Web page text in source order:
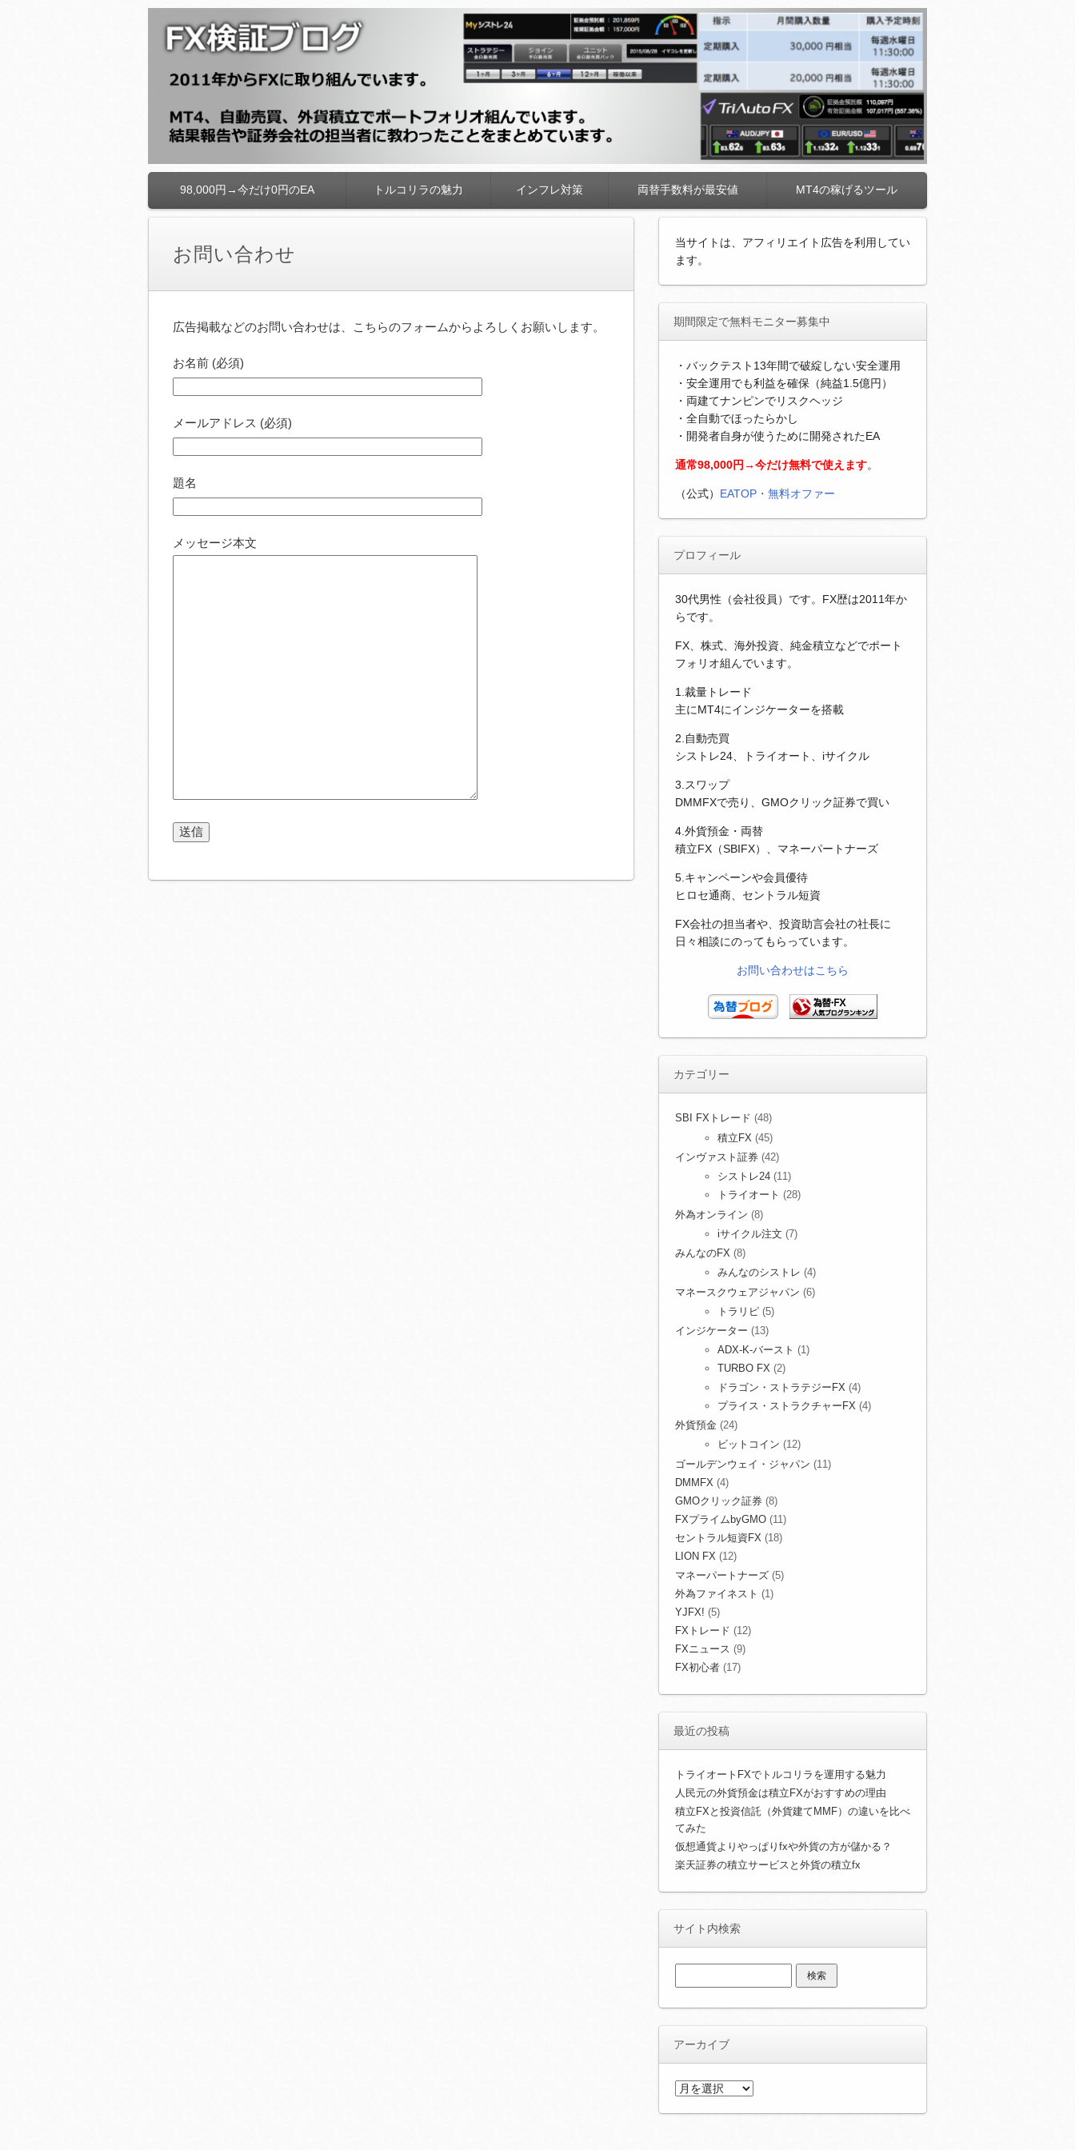
FX検証ブログ
ン
ツ
へ
98,000円→今だけ0円のEA トルコリラの魅力 インフレ対策 両替手数料が最安値 MT4の稼げるツール
お問い合わせ
広告掲載などのお問い合わせは、こちらのフォームからよろしくお願いします。
お名前 (必須)
メールアドレス (必須)
題名
メッセージ本文
当サイトは、アフィリエイト広告を利用してい
ます。
期間限定で無料モニター募集中
・バックテスト13年間で破綻しない安全運用
・安全運用でも利益を確保（純益1.5億円）
・両建てナンピンでリスクヘッジ
・全自動でほったらかし
・開発者自身が使うために開発されたEA
通常98,000円→今だけ無料で使えます。
（公式） EATOP・無料オファー
プロフィール
30代男性（会社役員）です。FX歴は2011年か
らです。
FX、株式、海外投資、純金積立などでポート
フォリオ組んでいます。
1.裁量トレード
主にMT4にインジケーターを搭載
2.自動売買
シストレ24、トライオート、iサイクル
3.スワップ
DMMFXで売り、GMOクリック証券で買い
4.外貨預金・両替
積立FX（SBIFX）、マネーパートナーズ
5.キャンペーンや会員優待
ヒロセ通商、セントラル短資
FX会社の担当者や、投資助言会社の社長に
日々相談にのってもらっています。
お問い合わせはこちら
カテゴリー
SBI FXトレード (48)
積立FX (45)
インヴァスト証券 (42)
シストレ24 (11)
トライオート (28)
外為オンライン (8)
iサイクル注文 (7)
みんなのFX (8)
みんなのシストレ (4)
マネースクウェアジャパン (6)
トラリピ (5)
インジケーター (13)
ADX-K-バースト (1)
TURBO FX (2)
ドラゴン・ストラテジーFX (4)
プライス・ストラクチャーFX (4)
外貨預金 (24)
ビットコイン (12)
ゴールデンウェイ・ジャパン (11)
DMMFX (4)
GMOクリック証券 (8)
FXプライムbyGMO (11)
セントラル短資FX (18)
LION FX (12)
マネーパートナーズ (5)
外為ファイネスト (1)
YJFX! (5)
FXトレード (12)
FXニュース (9)
FX初心者 (17)
最近の投稿
トライオートFXでトルコリラを運用する魅力
人民元の外貨預金は積立FXがおすすめの理由
積立FXと投資信託（外貨建てMMF）の違いを比べ
てみた
仮想通貨よりやっぱりfxや外貨の方が儲かる？
楽天証券の積立サービスと外貨の積立fx
サイト内検索
索:
アーカイブ
ア